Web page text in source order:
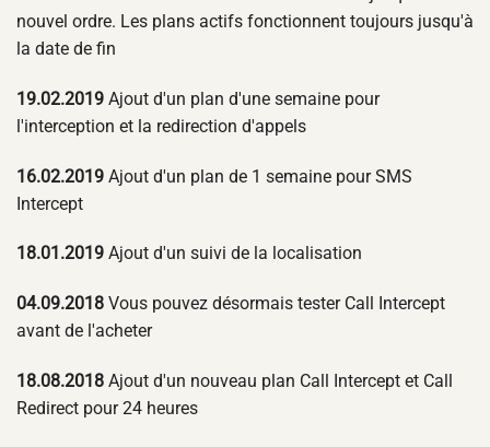
nouvel ordre. Les plans actifs fonctionnent toujours jusqu'à
la date de fin
19.02.2019 Ajout d'un plan d'une semaine pour
l'interception et la redirection d'appels
16.02.2019 Ajout d'un plan de 1 semaine pour SMS
Intercept
18.01.2019 Ajout d'un suivi de la localisation
04.09.2018 Vous pouvez désormais tester Call Intercept
avant de l'acheter
18.08.2018 Ajout d'un nouveau plan Call Intercept et Call
Redirect pour 24 heures